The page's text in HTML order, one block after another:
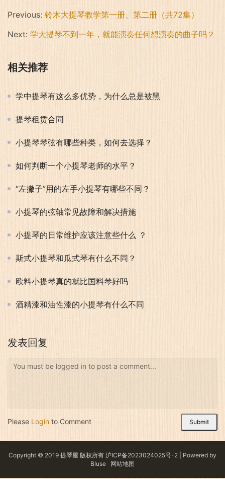
Previous: 铃木大提琴教学第一册、第二册（共72集）
Next: 学大提琴不到一年，就能演奏任何想演奏的曲子吗？
相关推荐
学中提琴有这么多优势，为什么总是被黑
提琴租赁合同
小提琴琴弦有哪些种类，如何去选择？
如何判断一个小提琴老师的水平？
“左撇子”用的左手小提琴有哪些不同？
小提琴的弦轴常见故障和解决措施
小提琴的日常维护应该注意些什么 ？
斯式小提琴和瓜式琴有什么不同？
欧料小提琴真的就比国料琴好吗
酒精漆和油性漆的小提琴有什么不同
发表回复
You must be logged in to post a comment...
Please Login to Comment Submit
Copyright © 2019 提琴屋 版权所有 沪ICP备2023024025号-2 | Powered by
Bluse 网站地图